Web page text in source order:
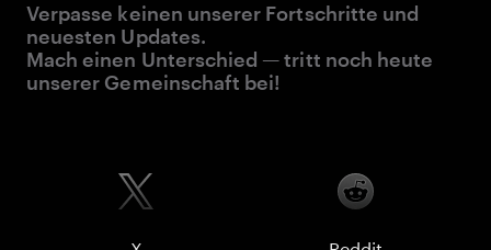
Verpasse keinen unserer Fortschritte und
neuesten Updates.
Mach einen Unterschied — tritt noch heute
unserer Gemeinschaft bei!